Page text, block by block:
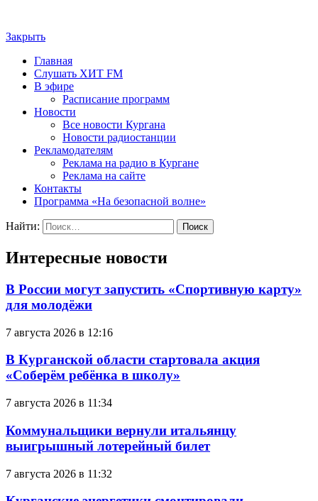
Закрыть
Главная
Слушать ХИТ FM
В эфире
Расписание программ
Новости
Все новости Кургана
Новости радиостанции
Рекламодателям
Реклама на радио в Кургане
Реклама на сайте
Контакты
Программа «На безопасной волне»
Найти:
Интересные новости
В России могут запустить «Спортивную карту»
для молодёжи
7 августа 2026 в 12:16
В Курганской области стартовала акция
«Соберём ребёнка в школу»
7 августа 2026 в 11:34
Коммунальщики вернули итальянцу
выигрышный лотерейный билет
7 августа 2026 в 11:32